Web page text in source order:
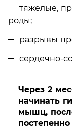
тяжелые,
роды;
разрывы
сердечно-
Через 2
начинать
мышц,